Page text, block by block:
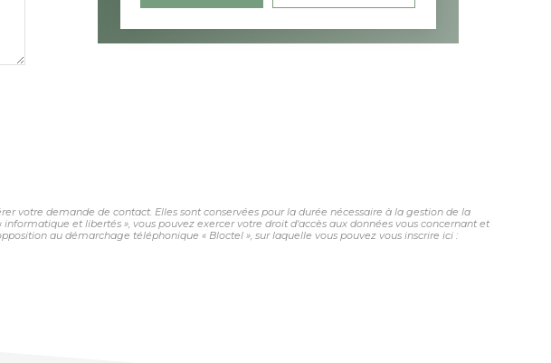
votre demande de contact. Elles sont conservées pour la durée nécessaire à la gestion de la
et libertés », vous pouvez exercer votre droit d'accès aux données vous concernant et
au démarchage téléphonique « Bloctel », sur laquelle vous pouvez vous inscrire ici :